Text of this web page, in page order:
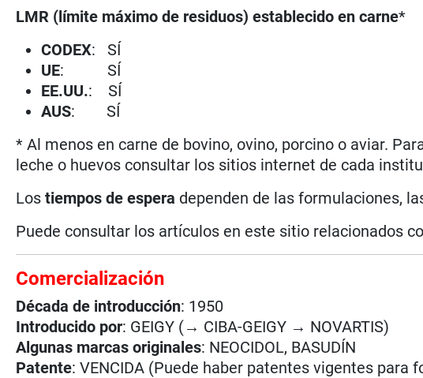
LMR (límite máximo de residuos) establecido en carne*
CODEX: SÍ
UE: SÍ
EE.UU.: SÍ
AUS: SÍ
* Al menos en carne de bovino, ovino, porcino o aviar.
leche o huevos consultar los sitios internet de cada
Lostiempos de espera dependen de las formulaciones,
Puede consultar los artículos en este sitio relacionados
Comercialización
Década de introducción: 1950
Introducido por: GEIGY (→ CIBA-GEIGY → NOVARTIS)
Algunas marcas originales: NEOCIDOL, BASUDÍN
Patente: VENCIDA (Puede haber patentes vigentes para